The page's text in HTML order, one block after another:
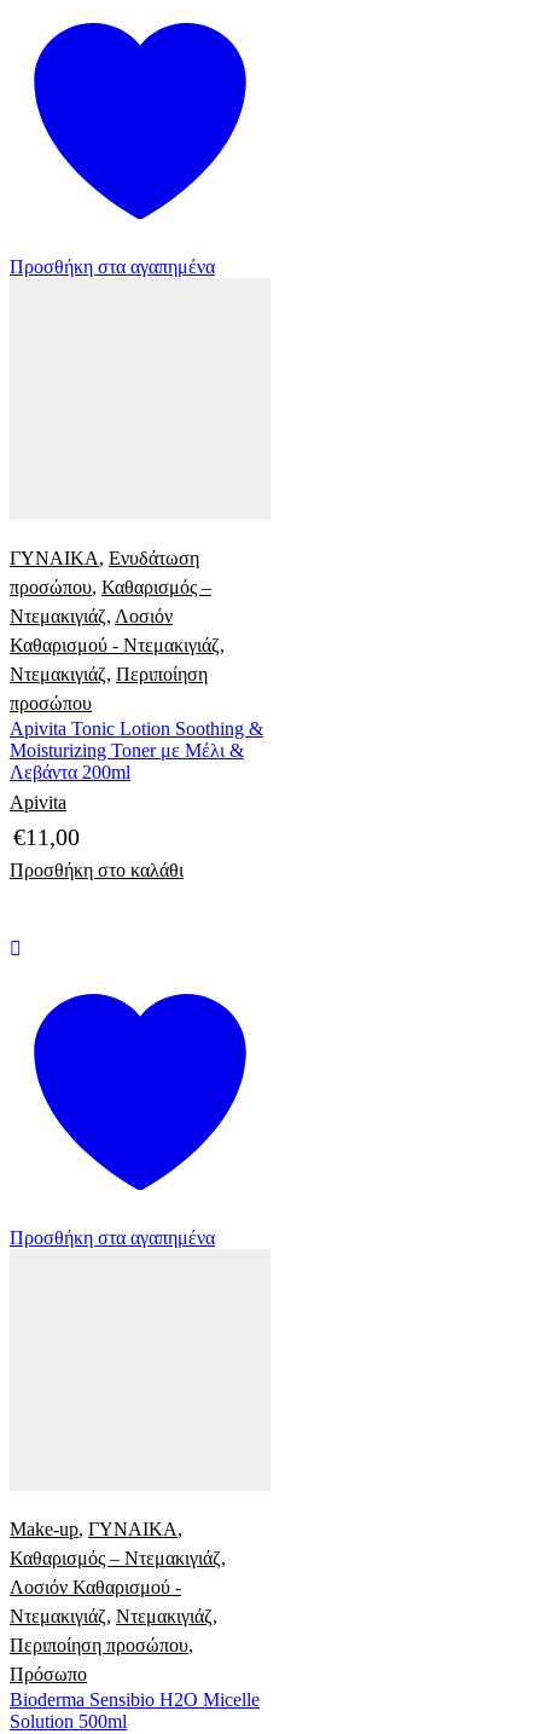
Προσθήκη στα αγαπημένα
ΓΥΝΑΙΚΑ, Ενυδάτωση
προσώπου, Καθαρισμός –
Ντεμακιγιάζ, Λοσιόν
Καθαρισμού - Ντεμακιγιάζ,
Ντεμακιγιάζ, Περιποίηση
προσώπου
Apivita Tonic Lotion Soothing &
Moisturizing Toner με Μέλι &
Λεβάντα 200ml
Apivita
€11,00
Προσθήκη στο καλάθι
Προσθήκη στα αγαπημένα
Make-up, ΓΥΝΑΙΚΑ,
Καθαρισμός – Ντεμακιγιάζ,
Λοσιόν Καθαρισμού -
Ντεμακιγιάζ, Ντεμακιγιάζ,
Περιποίηση προσώπου,
Πρόσωπο
Bioderma Sensibio H2O Micelle
Solution 500ml